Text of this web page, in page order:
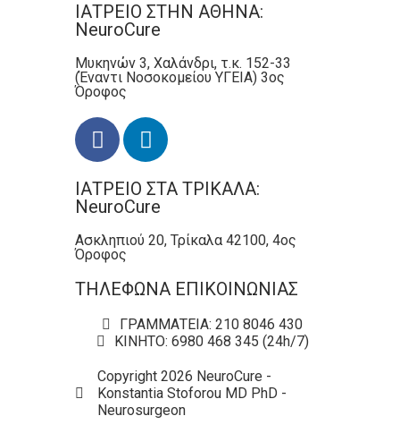
ΙΑΤΡΕΙΟ ΣΤΗΝ ΑΘΗΝΑ:
NeuroCure
Μυκηνών 3, Χαλάνδρι, τ.κ. 152-33
(Έναντι Νοσοκομείου ΥΓΕΙΑ) 3ος
Όροφος
ΙΑΤΡΕΙΟ ΣΤΑ ΤΡΙΚΑΛΑ:
NeuroCure
Ασκληπιού 20, Τρίκαλα 42100, 4ος
Όροφος
ΤΗΛΕΦΩΝΑ ΕΠΙΚΟΙΝΩΝΙΑΣ
ΓΡΑΜΜΑΤΕΙΑ: 210 8046 430
ΚΙΝΗΤΟ: 6980 468 345 (24h/7)
Copyright 2026 NeuroCure -
Konstantia Stoforou MD PhD -
Neurosurgeon